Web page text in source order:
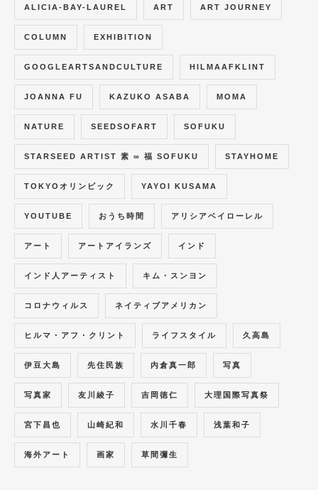
ALICIA-BAY-LAUREL ART ART JOURNEY
COLUMN EXHIBITION
GOOGLEARTSANDCULTURE HILMAAFKLINT
JOANNA FU KAZUKO ASABA MOMA
NATURE SEEDSOFART SOFUKU
STARSEED ARTIST 素 ∞ 福 SOFUKU STAYHOME
TOKYOオリンピック YAYOI KUSAMA
YOUTUBE おうち時間 アリシアベイローレル
アート アートアイランズ インド
インド人アーティスト キム・スンヨン
コロナウィルス ネイティブアメリカン
ヒルマ・アフ・クリント ライフスタイル 久高島
伊豆大島 先住民族 内倉真一郎 写真
写真家 友川綾子 吉岡徳仁 大理国際写真祭
宮下昌也 山崎紀和 水川千春 浅葉和子
海外アート 画家 草間彌生